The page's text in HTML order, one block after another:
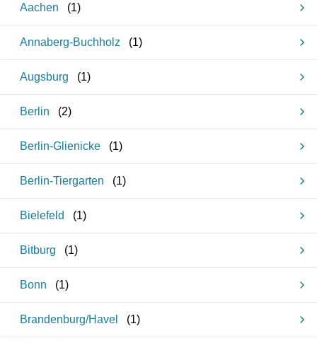
Aachen (1)
Annaberg-Buchholz (1)
Augsburg (1)
Berlin (2)
Berlin-Glienicke (1)
Berlin-Tiergarten (1)
Bielefeld (1)
Bitburg (1)
Bonn (1)
Brandenburg/Havel (1)